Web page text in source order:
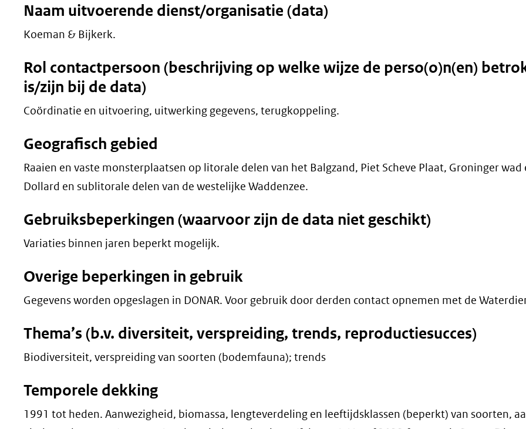
Naam uitvoerende dienst/organisatie (data)
Koeman & Bijkerk.
Rol contactpersoon (beschrijving op welke wijze de perso(o)n(en)
is/zijn bij de data)
Coördinatie en uitvoering, uitwerking gegevens, terugkoppeling.
Geografisch gebied
Raaien en vaste monsterplaatsen op litorale delen van het Balgzand, Piet Scheve Plaat, Groninger wad
Dollard en sublitorale delen van de westelijke Waddenzee.
Gebruiksbeperkingen (waarvoor zijn de data niet geschikt)
Variaties binnen jaren beperkt mogelijk.
Overige beperkingen in gebruik
Gegevens worden opgeslagen in DONAR. Voor gebruik door derden contact opnemen met de
Thema’s (b.v. diversiteit, verspreiding, trends, reproductiesucces)
Biodiversiteit, verspreiding van soorten (bodemfauna); trends
Temporele dekking
1991 tot heden. Aanwezigheid, biomassa, lengteverdeling en leeftijdsklassen (beperkt) van soorten,